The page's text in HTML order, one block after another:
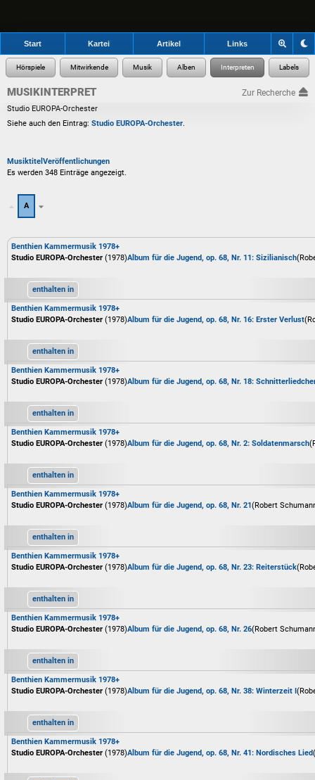
Start Kartei Artikel Links
MUSIKINTERPRET Zur Recherche
Studio EUROPA-Orchester
Siehe auch den Eintrag: Studio EUROPA-Orchester.
Musiktitel Veröffentlichungen
Es werden 348 Einträge angezeigt.
A
Benthien Kammermusik 1978+
Studio EUROPA-Orchester (1978)Album für die Jugend, op. 68, Nr. 11: Sizilianisch
enthalten in
Benthien Kammermusik 1978+
Studio EUROPA-Orchester (1978)Album für die Jugend, op. 68, Nr. 16: Erster Verlust
enthalten in
Benthien Kammermusik 1978+
Studio EUROPA-Orchester (1978)Album für die Jugend, op. 68, Nr. 18:
enthalten in
Benthien Kammermusik 1978+
Studio EUROPA-Orchester (1978)Album für die Jugend, op. 68, Nr. 2: Soldatenmarsch
enthalten in
Benthien Kammermusik 1978+
Studio EUROPA-Orchester (1978)Album für die Jugend, op. 68, Nr. 21(Robert
enthalten in
Benthien Kammermusik 1978+
Studio EUROPA-Orchester (1978)Album für die Jugend, op. 68, Nr. 23: Reiterstück
enthalten in
Benthien Kammermusik 1978+
Studio EUROPA-Orchester (1978)Album für die Jugend, op. 68, Nr. 26(Robert
enthalten in
Benthien Kammermusik 1978+
Studio EUROPA-Orchester (1978)Album für die Jugend, op. 68, Nr. 38: Winterzeit I
enthalten in
Benthien Kammermusik 1978+
Studio EUROPA-Orchester (1978)Album für die Jugend, op. 68, Nr. 41: Nordisches Lied